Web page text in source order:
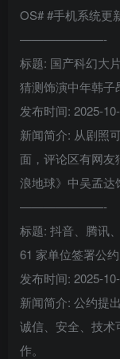
OS# #手机系统更
———————-
标题: 国产科幻大
猜测饰演中年韩子
发布时间: 2025-
新闻简介: 从剧照
面，评论区有网
浪地球》中吴孟达
———————-
标题: 抖音、腾讯
61 家单位签署公
发布时间: 2025-
新闻简介: 公约提
诚信、安全、技术
作。